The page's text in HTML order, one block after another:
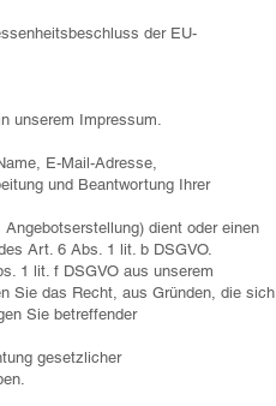
der EU-
unserem Impressum.
E-Mail-Adresse,
und Beantwortung Ihrer
dient oder einen
Art. 6 Abs. 1 lit. b DSGVO.
1 lit. f DSGVO aus unserem
Sie das Recht, aus Gründen, die sich
Sie betreffender
gesetzlicher